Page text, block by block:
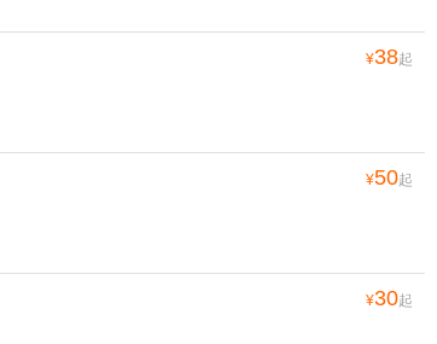
¥38起
¥50起
¥30起